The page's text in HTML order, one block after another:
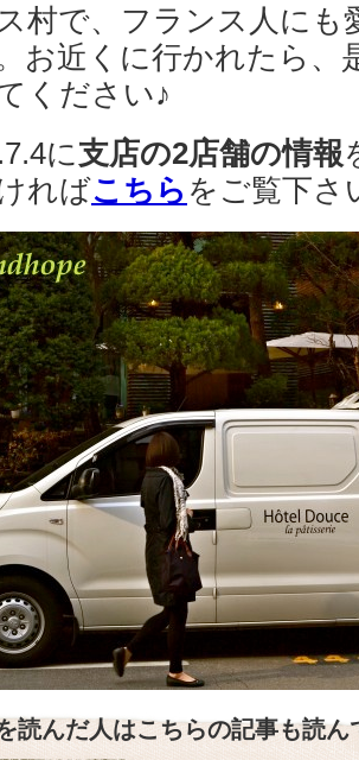
村で、フランス人にも
お近くに行かれたら、
ください♪
に支店の2店舗の情報
ればこちら をご覧下さ
読んだ人はこちらの記事も読ん